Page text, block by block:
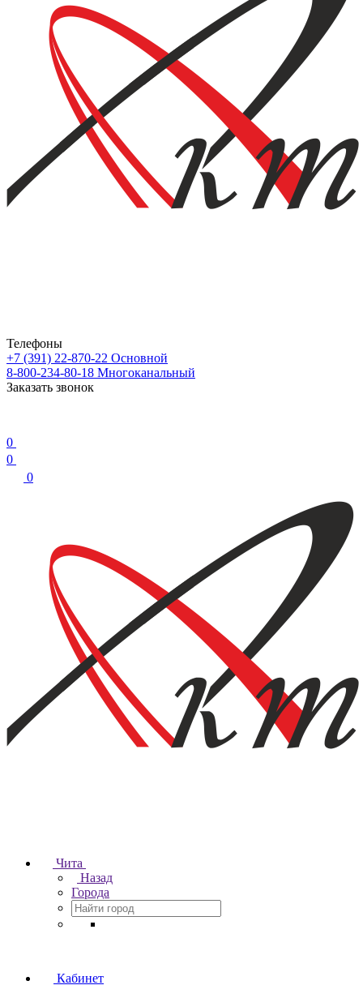
Телефоны
+7 (391) 22-870-22 Основной
8-800-234-80-18 Многоканальный
Заказать звонок
0
0
0
Чита
Назад
Города
Кабинет